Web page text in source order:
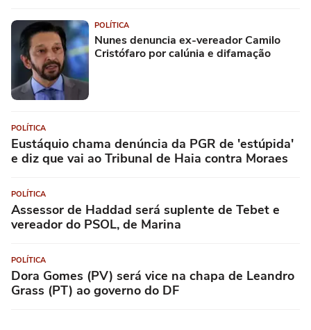
POLÍTICA
Nunes denuncia ex-vereador Camilo
Cristófaro por calúnia e difamação
POLÍTICA
Eustáquio chama denúncia da PGR de 'estúpida'
e diz que vai ao Tribunal de Haia contra Moraes
POLÍTICA
Assessor de Haddad será suplente de Tebet e
vereador do PSOL, de Marina
POLÍTICA
Dora Gomes (PV) será vice na chapa de Leandro
Grass (PT) ao governo do DF